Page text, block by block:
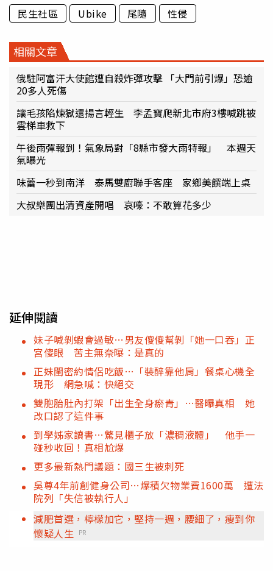
民生社區 Ubike 尾隨 性侵
相關文章
俄駐阿富汗大使館遭自殺炸彈攻擊 「大門前引爆」恐逾
20多人死傷
讓毛孩陷煉獄還揚言輕生 李孟寶爬新北市府3樓喊跳被
雲梯車救下
午後雨彈報到！氣象局對「8縣市發大雨特報」 本週天
氣曝光
味蕾一秒到南洋 泰馬雙廚聯手客座 家鄉美饌端上桌
大叔樂團出清資產開唱 哀嚎：不敢算花多少
延伸閱讀
妹子喊剝蝦會過敏…男友傻傻幫剝「她一口吞」正
宮傻眼 苦主無奈曝：是真的
正妹閨密約情侶吃飯…「裝醉靠他肩」餐桌心機全
現形 網急喊：快絕交
雙胞胎肚內打架「出生全身瘀青」…醫曝真相 她
改口認了這件事
到學姊家讀書…驚見櫃子放「濃稠液體」 他手一
碰秒收回！真相尬爆
更多最新熱門議題：國三生被刺死
吳尊4年前創健身公司…爆積欠物業費1600萬 遭法
院列「失信被執行人」
減肥首選，檸檬加它，堅持一週，腰細了，瘦到你
懷疑人生 PR